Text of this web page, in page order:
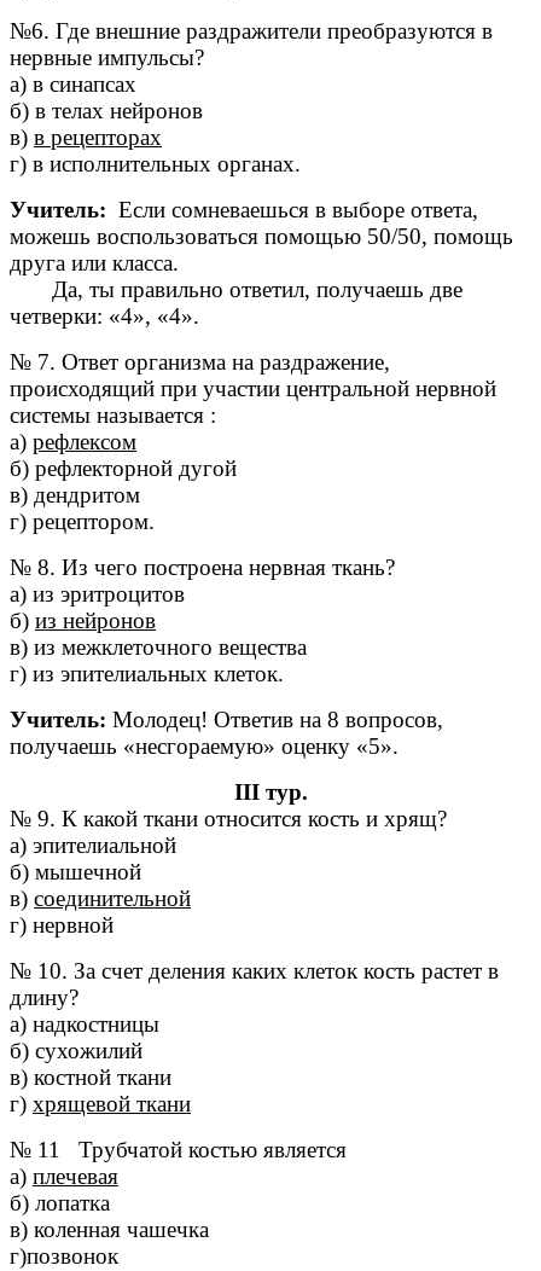
№6. Где внешние раздражители преобразуются в
нервные импульсы?
а) в синапсах
б) в телах нейронов
в) в рецепторах
г) в исполнительных органах.
Учитель: Если сомневаешься в выборе ответа,
можешь воспользоваться помощью 50/50, помощь
друга или класса.
Да, ты правильно ответил, получаешь две
четверки: «4», «4».
№ 7. Ответ организма на раздражение,
происходящий при участии центральной нервной
системы называется :
а) рефлексом
б) рефлекторной дугой
в) дендритом
г) рецептором.
№ 8. Из чего построена нервная ткань?
а) из эритроцитов
б) из нейронов
в) из межклеточного вещества
г) из эпителиальных клеток.
Учитель: Молодец! Ответив на 8 вопросов,
получаешь «несгораемую» оценку «5».
III тур.
№ 9. К какой ткани относится кость и хрящ?
а) эпителиальной
б) мышечной
в) соединительной
г) нервной
№ 10. За счет деления каких клеток кость растет в
длину?
а) надкостницы
б) сухожилий
в) костной ткани
г) хрящевой ткани
№ 11 Трубчатой костью является
а) плечевая
б) лопатка
в) коленная чашечка
г)позвонок